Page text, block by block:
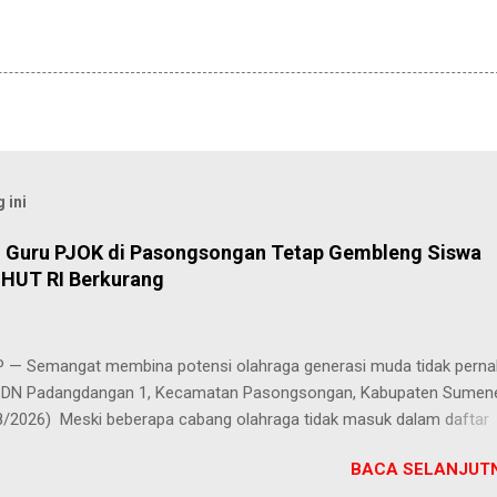
ini
PJOK di Pasongsongan Tetap Gembleng Siswa
RI Berkurang
— Semangat membina potensi olahraga generasi muda tidak
Padangdangan 1, Kecamatan Pasongsongan, Kabupaten
2026) Meski beberapa cabang olahraga tidak masuk dalam daftar
latihan bagi para siswa tetap berjalan penuh antusias. Risqon
BACA